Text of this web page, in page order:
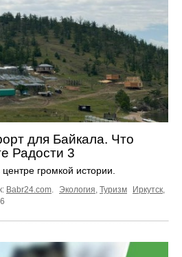
для Байкала. Что
Радости 3
громкой истории.
Babr24.com. Экология, Туризм Иркутск,